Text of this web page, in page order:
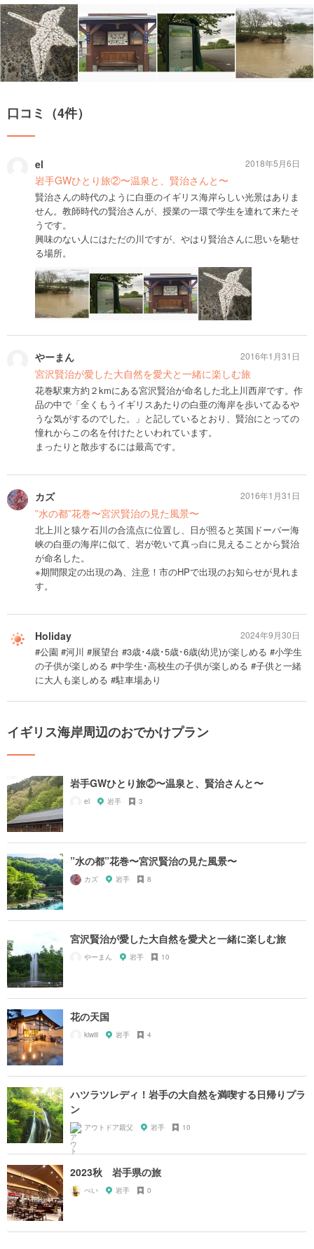
口コミ（4件）
el
岩手GWひとり旅②〜温泉と、賢治さんと〜
賢治さんの時代のように白亜のイギリス海岸らしい光景はありま
せん。教師時代の賢治さんが、授業の一環で学生を連れて来たそ
うです。
興味のない人にはただの川ですが、やはり賢治さんに思いを馳せ
る場所。
2018年5月6日
やーまん
宮沢賢治が愛した大自然を愛犬と一緒に楽しむ旅
花巻駅東方約２kmにある宮沢賢治が命名した北上川西岸です。作
品の中で「全くもうイギリスあたりの白亜の海岸を歩いてゐるや
うな気がするのでした。」と記しているとおり、賢治にとっての
憧れからこの名を付けたといわれています。
まったりと散歩するには最高です。
2016年1月31日
カズ
”水の都”花巻〜宮沢賢治の見た風景〜
北上川と猿ケ石川の合流点に位置し、日が照ると英国ドーバー海
峡の白亜の海岸に似て、岩が乾いて真っ白に見えることから賢治
が命名した。
※期間限定の出現の為、注意！市のHPで出現のお知らせが見れま
す。
2016年1月31日
Holiday
#公園 #河川 #展望台 #3歳･4歳･5歳･6歳(幼児)が楽しめる #小学生
の子供が楽しめる #中学生･高校生の子供が楽しめる #子供と一緒
に大人も楽しめる #駐車場あり
2024年9月30日
イギリス海岸周辺のおでかけプラン
岩手GWひとり旅②〜温泉と、賢治さんと〜
el 岩手 3
”水の都”花巻〜宮沢賢治の見た風景〜
カズ 岩手 8
宮沢賢治が愛した大自然を愛犬と一緒に楽しむ旅
やーまん 岩手 10
花の天国
kiwiii 岩手 4
ハツラツレディ！岩手の大自然を満喫する日帰りプラ
ン
アウトドア親父 岩手 10
2023秋 岩手県の旅
ぺい 岩手 0